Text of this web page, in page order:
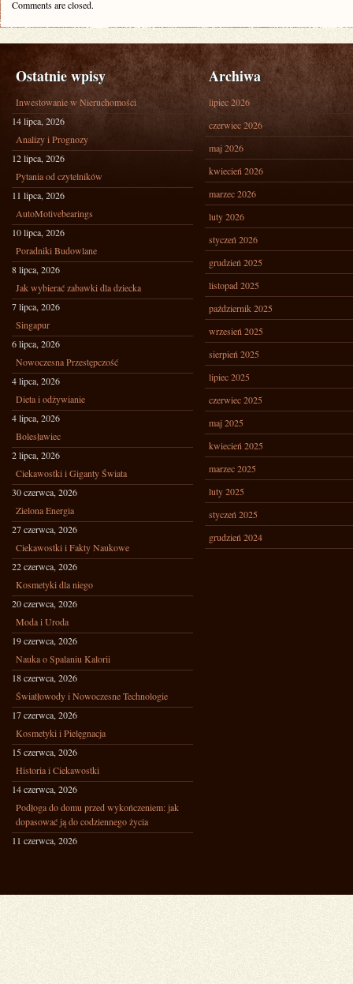
Comments are closed.
Ostatnie wpisy
Inwestowanie w Nieruchomości
14 lipca, 2026
Analizy i Prognozy
12 lipca, 2026
Pytania od czytelników
11 lipca, 2026
AutoMotivebearings
10 lipca, 2026
Poradniki Budowlane
8 lipca, 2026
Jak wybierać zabawki dla dziecka
7 lipca, 2026
Singapur
6 lipca, 2026
Nowoczesna Przestępczość
4 lipca, 2026
Dieta i odżywianie
4 lipca, 2026
Bolesławiec
2 lipca, 2026
Ciekawostki i Giganty Świata
30 czerwca, 2026
Zielona Energia
27 czerwca, 2026
Ciekawostki i Fakty Naukowe
22 czerwca, 2026
Kosmetyki dla niego
20 czerwca, 2026
Moda i Uroda
19 czerwca, 2026
Nauka o Spalaniu Kalorii
18 czerwca, 2026
Światłowody i Nowoczesne Technologie
17 czerwca, 2026
Kosmetyki i Pielęgnacja
15 czerwca, 2026
Historia i Ciekawostki
14 czerwca, 2026
Podłoga do domu przed wykończeniem: jak
dopasować ją do codziennego życia
11 czerwca, 2026
Archiwa
lipiec 2026
czerwiec 2026
maj 2026
kwiecień 2026
marzec 2026
luty 2026
styczeń 2026
grudzień 2025
listopad 2025
październik 2025
wrzesień 2025
sierpień 2025
lipiec 2025
czerwiec 2025
maj 2025
kwiecień 2025
marzec 2025
luty 2025
styczeń 2025
grudzień 2024